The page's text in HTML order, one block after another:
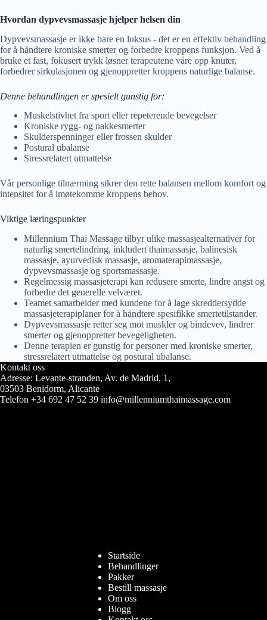
Hvordan dypvevsmassasje hjelper helsen din
Dypvevsmassasje er ikke bare en luksus - det er en effektiv behandling
for å håndtere kroniske smerter og forbedre kroppens funksjon. Ved å
bruke et fast, fokusert trykk løsner terapeutene våre opp knuter,
forbedrer sirkulasjonen og gjenoppretter kroppens naturlige balanse.
Denne behandlingen er spesielt gunstig for:
Muskelstivhet fra sport eller repeterende bevegelser
Kroniske rygg- og nakkesmerter
Skulderspenninger eller frossen skulder
Postural ubalanse
Stressrelatert utmattelse
Vår personlige tilnærming sikrer den rette balansen mellom komfort og
intensitet for å imøtekomme kroppens behov.
Viktige læringspunkter
Millennium Thai Massage tilbyr ulike massasjealternativer for
naturlig smertelindring, inkludert thaimassasje, balinesisk
massasje, ayurvedisk massasje, aromaterapimassasje,
dypvevsmassasje og sportsmassasje.
Regelmessig massasjeterapi kan redusere smerte, lindre angst og
forbedre det generelle velværet.
Teamet samarbeider med kundene for å lage skreddersydde
massasjeterapiplaner for å håndtere spesifikke smertetilstander.
Dypvevsmassasje retter seg mot muskler og bindevev, lindrer
smerter og gjenoppretter bevegeligheten.
Denne terapien er gunstig for personer med kroniske smerter,
stressrelatert utmattelse og postural ubalanse.
Kontakt oss
Adresse: Levante-stranden, Av. de Madrid, 1,
03503 Benidorm, Alicante
Telefon +34 692 47 52 39 info@millenniumthaimassage.com
Startside
Behandlinger
Pakker
Bestill massasje
Om oss
Blogg